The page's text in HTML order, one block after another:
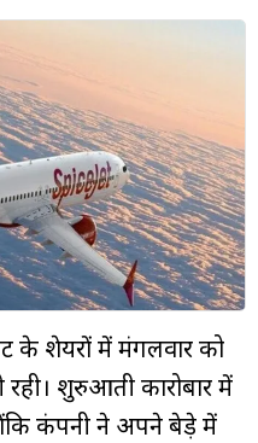
के शेयरों में मंगलवार को
रही। शुरुआती कारोबार में
कंपनी ने अपने बेड़े में